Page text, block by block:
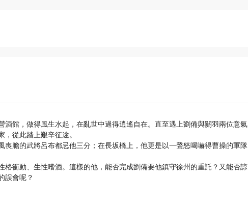
酒館，做得風生水起，在亂世中過得逍遙自在。直至遇上劉備與關羽兩位意氣
從此踏上艱辛征途。
喪膽的武將呂布都忌他三分；在長坂橋上，他更是以一聲怒喝嚇得曹操的軍隊
格衝動、生性嗜酒。這樣的他，能否完成劉備要他鎮守徐州的重託？又能否諒
誤會呢？